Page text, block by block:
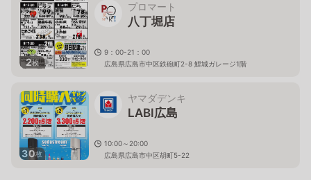
2枚
プロマート
八丁堀店
9：00-21：00
広島県広島市中区鉄砲町2-8 鯉城ガレージ1階
30枚
ヤマダデンキ
LABI広島
10:00～20:00
広島県広島市中区胡町5-22